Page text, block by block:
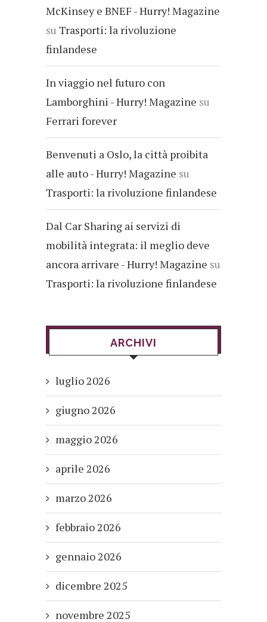
McKinsey e BNEF - Hurry! Magazine
su Trasporti: la rivoluzione
finlandese
In viaggio nel futuro con
Lamborghini - Hurry! Magazine su
Ferrari forever
Benvenuti a Oslo, la città proibita
alle auto - Hurry! Magazine su
Trasporti: la rivoluzione finlandese
Dal Car Sharing ai servizi di
mobilità integrata: il meglio deve
ancora arrivare - Hurry! Magazine su
Trasporti: la rivoluzione finlandese
ARCHIVI
luglio 2026
giugno 2026
maggio 2026
aprile 2026
marzo 2026
febbraio 2026
gennaio 2026
dicembre 2025
novembre 2025